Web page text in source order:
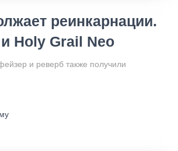
реинкарнации.
Holy Grail Neo
и реверб также получили